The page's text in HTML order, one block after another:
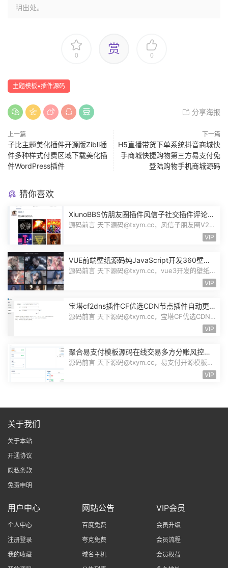
明出处。
0 赏 0
主题模板▪插件源码
分享海报
上一篇
子比主题美化插件开源版Zibll插
件多种样式付费区域下载美化插
件WordPress插件
下一篇
H5直播带货下单系统抖音商城快
手商城快捷购物第三方易支付免
登陆购物手机商城源码
猜你喜欢
XiunoBBS仿朋友圈插件风信子社交插件评论回
复点赞互动自适应源码修罗论坛fxz_friends
源码前言 天下源码@txym.cc，风信子朋友圈V2.0
VIP
VUE前端壁纸源码纯JavaScript开发360壁纸
接口wallpaper模板无后台源码奇风壁纸
源码前言 天下源码@txym.cc，vue3开发的壁纸网
VIP
宝塔cf2dns插件CF优选CDN节点插件自动更新
DNS解析记录CloudFlare优选IP插件源码
源码前言 天下源码@txym.cc，宝塔CF优选CDN
VIP
聚合易支付模板源码在线交易多方分账风控管
理资金管理结算管理FTPRO模板零云支付
源码前言 天下源码@txym.cc，易支付开源模板，
VIP
关于我们
关于本站
开通协议
隐私条款
免责申明
用户中心
个人中心
注册登录
我的收藏
网站公告
百度免费
夸克免费
域名主机
VIP会员
会员升级
会员流程
会员权益